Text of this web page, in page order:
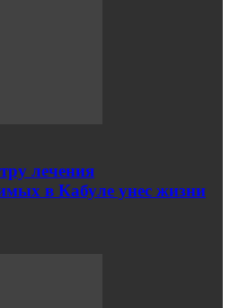
лечения
в Кабуле унес жизни